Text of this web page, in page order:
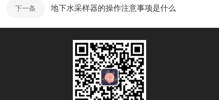
下一条 地下水采样器的操作注意事项是什么